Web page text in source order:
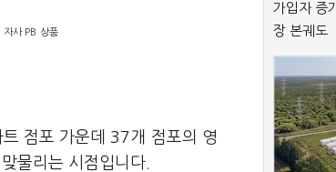
자사 PB 상품
점포 가운데 37개 점포의 영
물리는 시점입니다.
가입자 증
장 본궤도